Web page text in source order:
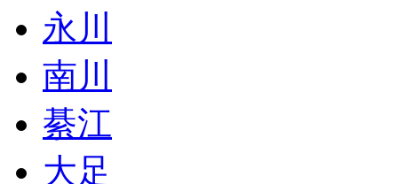
永川
南川
綦江
大足